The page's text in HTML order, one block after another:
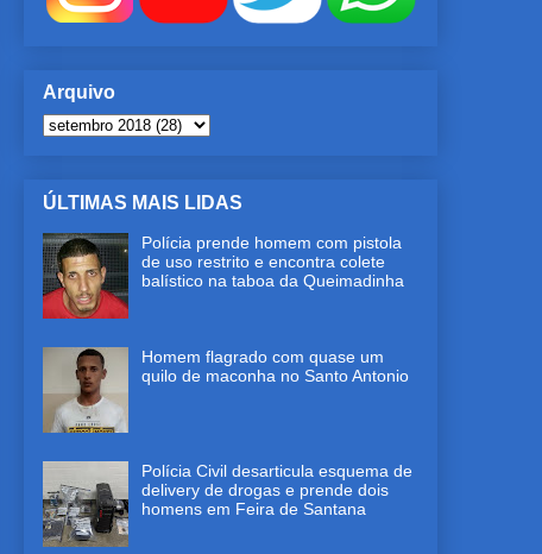
Arquivo
ÚLTIMAS MAIS LIDAS
Polícia prende homem com pistola
de uso restrito e encontra colete
balístico na taboa da Queimadinha
Homem flagrado com quase um
quilo de maconha no Santo Antonio
Polícia Civil desarticula esquema de
delivery de drogas e prende dois
homens em Feira de Santana